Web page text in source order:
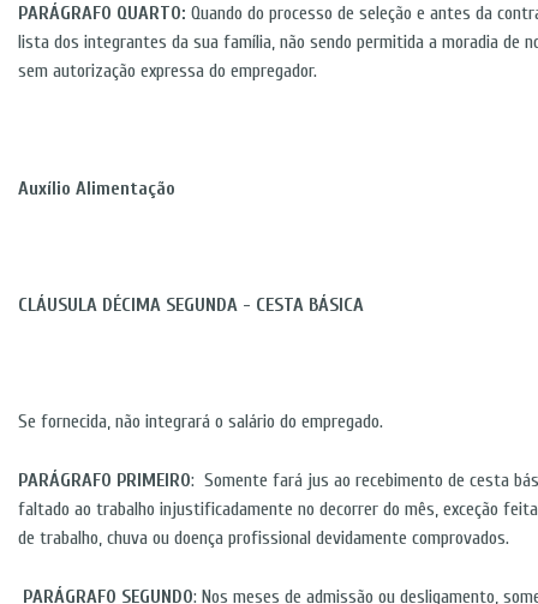
PARÁGRAFO QUARTO: Quando do processo de seleção e antes da
lista dos integrantes da sua família, não sendo permitida a moradia de
sem autorização expressa do empregador.
Auxílio Alimentação
CLÁUSULA DÉCIMA SEGUNDA - CESTA BÁSICA
Se fornecida, não integrará o salário do empregado.
PARÁGRAFO PRIMEIRO: Somente fará jus ao recebimento de cesta
faltado ao trabalho injustificadamente no decorrer do mês, exceção
de trabalho, chuva ou doença profissional devidamente comprovados.
PARÁGRAFO SEGUNDO: Nos meses de admissão ou desligamento,